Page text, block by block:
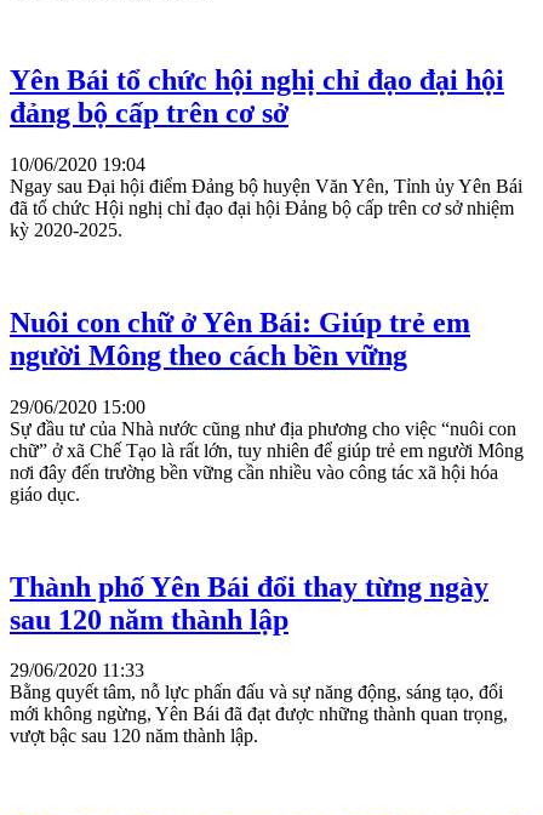
Yên Bái tổ chức hội nghị chỉ đạo đại hội
đảng bộ cấp trên cơ sở
10/06/2020 19:04
Ngay sau Đại hội điểm Đảng bộ huyện Văn Yên, Tỉnh ủy Yên Bái
đã tổ chức Hội nghị chỉ đạo đại hội Đảng bộ cấp trên cơ sở nhiệm
kỳ 2020-2025.
Nuôi con chữ ở Yên Bái: Giúp trẻ em
người Mông theo cách bền vững
29/06/2020 15:00
Sự đầu tư của Nhà nước cũng như địa phương cho việc “nuôi con
chữ” ở xã Chế Tạo là rất lớn, tuy nhiên để giúp trẻ em người Mông
nơi đây đến trường bền vững cần nhiều vào công tác xã hội hóa
giáo dục.
Thành phố Yên Bái đổi thay từng ngày
sau 120 năm thành lập
29/06/2020 11:33
Bằng quyết tâm, nỗ lực phấn đấu và sự năng động, sáng tạo, đổi
mới không ngừng, Yên Bái đã đạt được những thành quan trọng,
vượt bậc sau 120 năm thành lập.